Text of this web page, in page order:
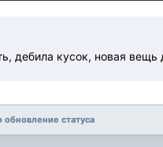
дебила кусок, новая
обновление статуса